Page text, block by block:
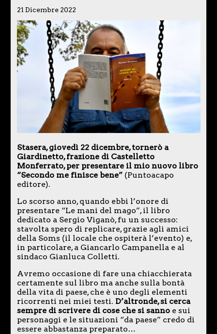
21 Dicembre 2022
Stasera, giovedì 22 dicembre, tornerò a
Giardinetto, frazione di Castelletto
Monferrato, per presentare il mio nuovo libro
“Secondo me finisce bene”(Puntoacapo
editore).
Lo scorso anno, quando ebbi l’onore di
presentare “Le mani del mago”, il libro
dedicato a Sergio Viganò, fu un successo:
stavolta spero di replicare, grazie agli amici
della Soms (il locale che ospiterà l’evento) e,
in particolare, a Giancarlo Campanella e al
sindaco Gianluca Colletti.
Avremo occasione di fare una chiacchierata
certamente sul libro ma anche sulla bontà
della vita di paese, che è uno degli elementi
ricorrenti nei miei testi. D’altronde, si cerca
sempre di scrivere di cose che si sannoe sui
personaggi e le situazioni “da paese” credo di
essere abbastanza preparato…